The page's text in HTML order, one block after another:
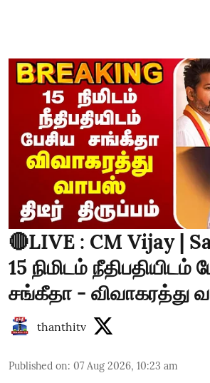
🔴LIVE : CM Vijay |
15 நிமிடம் நீதிபதியிடம்
சங்கீதா - விவாகரத்து
thanthitv
Published on: 07 Aug 2026, 10:23 am